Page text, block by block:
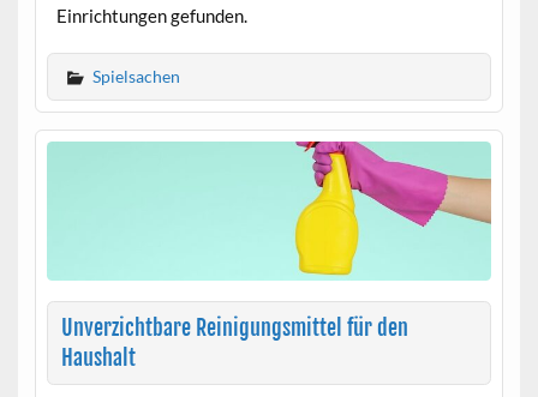
Einrichtungen gefunden.
Spielsachen
Unverzichtbare Reinigungsmittel für den
Haushalt